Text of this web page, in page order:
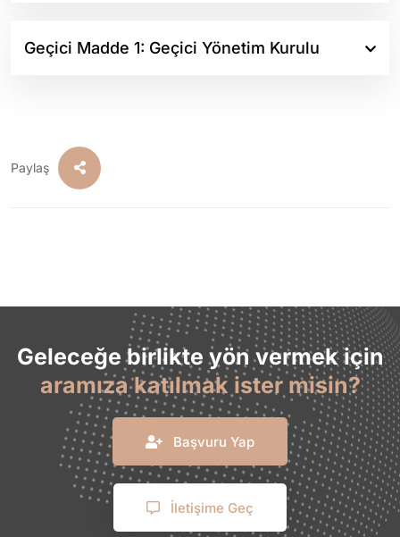
Geçici Madde 1: Geçici Yönetim Kurulu
Paylaş
Geleceğe birlikte yön vermek için
aramıza katılmak ister misin?
Başvuru Yap
İletişime Geç